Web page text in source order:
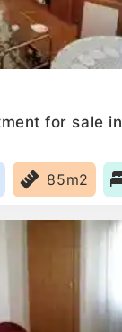
for sale in
85m2